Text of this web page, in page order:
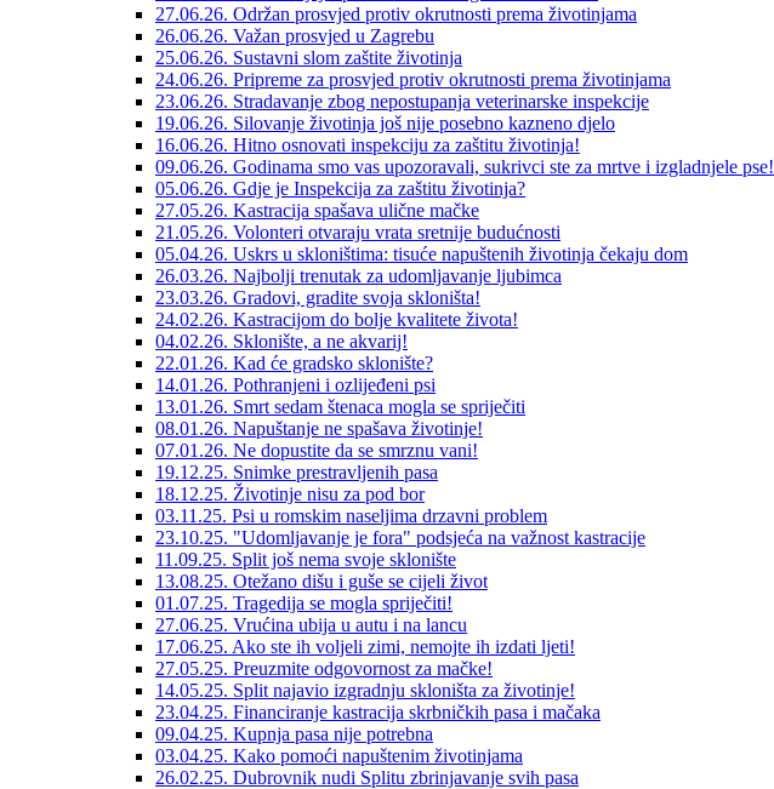
27.06.26. Održan prosvjed protiv okrutnosti prema životinjama
26.06.26. Važan prosvjed u Zagrebu
25.06.26. Sustavni slom zaštite životinja
24.06.26. Pripreme za prosvjed protiv okrutnosti prema životinjama
23.06.26. Stradavanje zbog nepostupanja veterinarske inspekcije
19.06.26. Silovanje životinja još nije posebno kazneno djelo
16.06.26. Hitno osnovati inspekciju za zaštitu životinja!
09.06.26. Godinama smo vas upozoravali, sukrivci ste za mrtve i izgladnjele pse!
05.06.26. Gdje je Inspekcija za zaštitu životinja?
27.05.26. Kastracija spašava ulične mačke
21.05.26. Volonteri otvaraju vrata sretnije budućnosti
05.04.26. Uskrs u skloništima: tisuće napuštenih životinja čekaju dom
26.03.26. Najbolji trenutak za udomljavanje ljubimca
23.03.26. Gradovi, gradite svoja skloništa!
24.02.26. Kastracijom do bolje kvalitete života!
04.02.26. Sklonište, a ne akvarij!
22.01.26. Kad će gradsko sklonište?
14.01.26. Pothranjeni i ozlijeđeni psi
13.01.26. Smrt sedam štenaca mogla se spriječiti
08.01.26. Napuštanje ne spašava životinje!
07.01.26. Ne dopustite da se smrznu vani!
19.12.25. Snimke prestravljenih pasa
18.12.25. Životinje nisu za pod bor
03.11.25. Psi u romskim naseljima drzavni problem
23.10.25. "Udomljavanje je fora" podsjeća na važnost kastracije
11.09.25. Split još nema svoje sklonište
13.08.25. Otežano dišu i guše se cijeli život
01.07.25. Tragedija se mogla spriječiti!
27.06.25. Vrućina ubija u autu i na lancu
17.06.25. Ako ste ih voljeli zimi, nemojte ih izdati ljeti!
27.05.25. Preuzmite odgovornost za mačke!
14.05.25. Split najavio izgradnju skloništa za životinje!
23.04.25. Financiranje kastracija skrbničkih pasa i mačaka
09.04.25. Kupnja pasa nije potrebna
03.04.25. Kako pomoći napuštenim životinjama
26.02.25. Dubrovnik nudi Splitu zbrinjavanje svih pasa